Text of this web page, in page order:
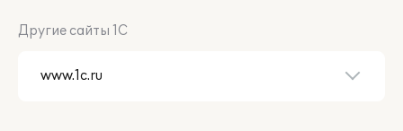
Другие сайты 1С